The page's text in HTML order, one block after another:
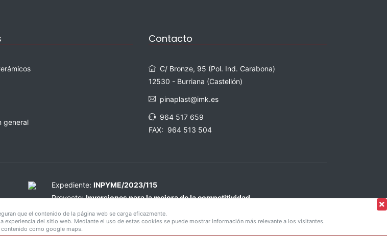
que el contenido de la página web se carga eficazmente.
del sitio web. Mediante el uso de estas cookies se puede mostrar información más relevante a los visitantes.
como google maps.
general
Contacto
C/ Bronze, 95 (Pol. Ind. Carabona)
12530 - Burriana (Castellón)
pinaplast@imk.es
964 517 659
FAX: 964 513 504
Expediente: INPYME/2023/115
Proyecto:Inversiones para la mejora de la competitividad
Importe concedido:
43.085,00 €